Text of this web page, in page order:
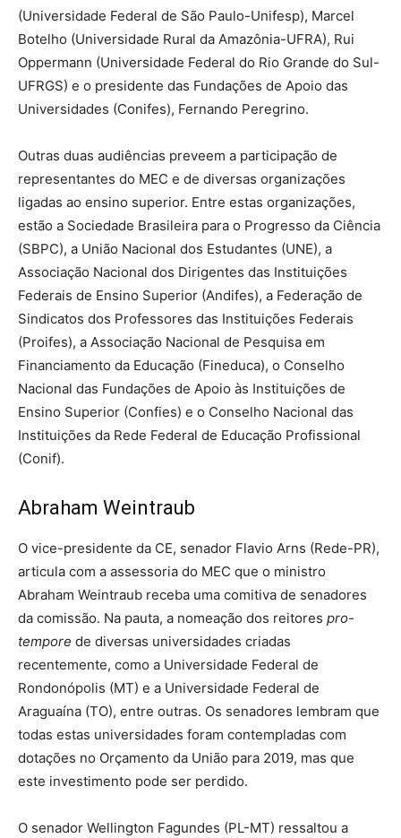
(Universidade Federal de São Paulo-Unifesp), Marcel
Botelho (Universidade Rural da Amazônia-UFRA), Rui
Oppermann (Universidade Federal do Rio Grande do Sul-
UFRGS) e o presidente das Fundações de Apoio das
Universidades (Conifes), Fernando Peregrino.
Outras duas audiências preveem a participação de
representantes do MEC e de diversas organizações
ligadas ao ensino superior. Entre estas organizações,
estão a Sociedade Brasileira para o Progresso da Ciência
(SBPC), a União Nacional dos Estudantes (UNE), a
Associação Nacional dos Dirigentes das Instituições
Federais de Ensino Superior (Andifes), a Federação de
Sindicatos dos Professores das Instituições Federais
(Proifes), a Associação Nacional de Pesquisa em
Financiamento da Educação (Fineduca), o Conselho
Nacional das Fundações de Apoio às Instituições de
Ensino Superior (Confies) e o Conselho Nacional das
Instituições da Rede Federal de Educação Profissional
(Conif).
Abraham Weintraub
O vice-presidente da CE, senador Flavio Arns (Rede-PR),
articula com a assessoria do MEC que o ministro
Abraham Weintraub receba uma comitiva de senadores
da comissão. Na pauta, a nomeação dos reitores pro-
tempore de diversas universidades criadas
recentemente, como a Universidade Federal de
Rondonópolis (MT) e a Universidade Federal de
Araguaína (TO), entre outras. Os senadores lembram que
todas estas universidades foram contempladas com
dotações no Orçamento da União para 2019, mas que
este investimento pode ser perdido.
O senador Wellington Fagundes (PL-MT) ressaltou a